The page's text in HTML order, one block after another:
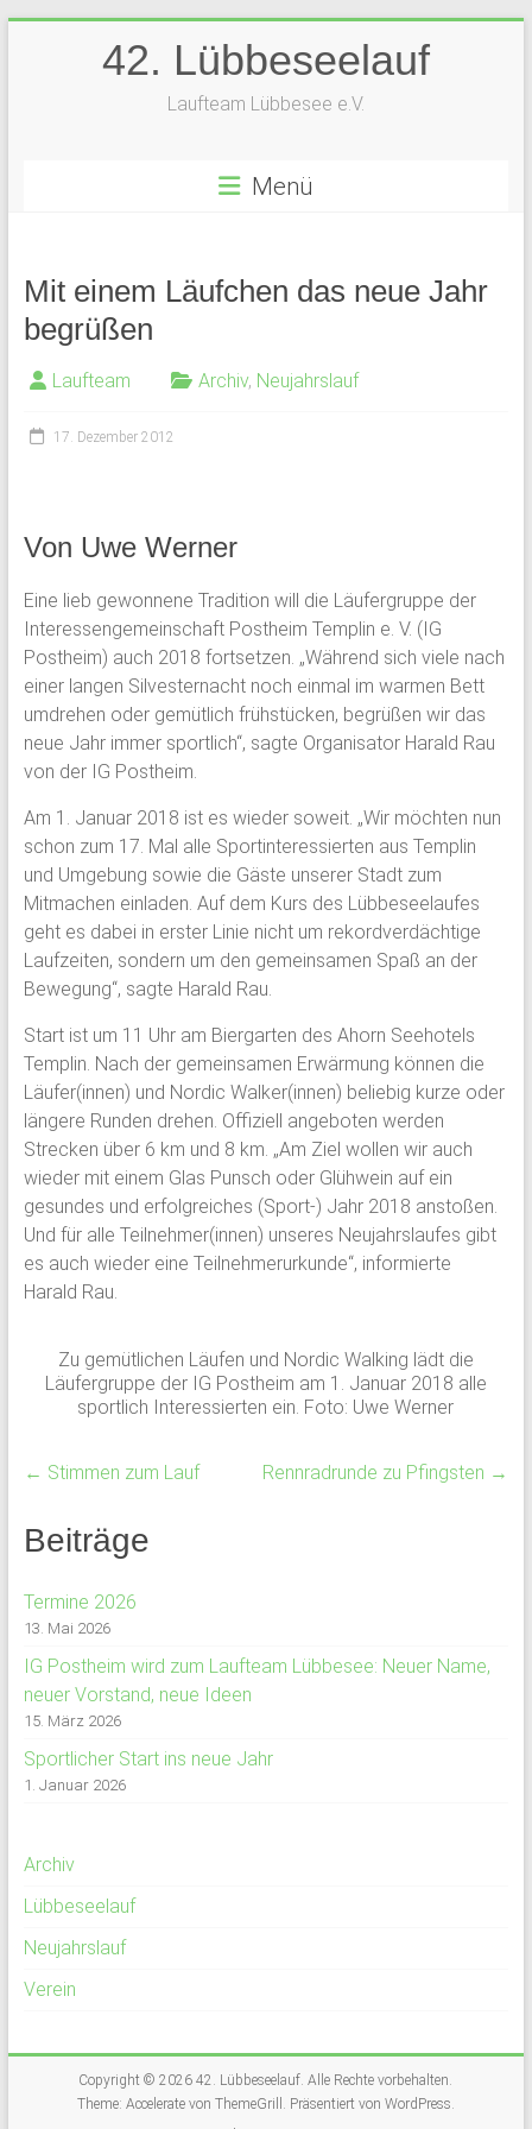
42. Lübbeseelauf
Laufteam Lübbesee e.V.
Menü
Mit einem Läufchen das neue Jahr
begrüßen
Laufteam Archiv, Neujahrslauf
17. Dezember 2012
Von Uwe Werner
Eine lieb gewonnene Tradition will die Läufergruppe der
Interessengemeinschaft Postheim Templin e. V. (IG
Postheim) auch 2018 fortsetzen. „Während sich viele nach
einer langen Silvesternacht noch einmal im warmen Bett
umdrehen oder gemütlich frühstücken, begrüßen wir das
neue Jahr immer sportlich“, sagte Organisator Harald Rau
von der IG Postheim.
Am 1. Januar 2018 ist es wieder soweit. „Wir möchten nun
schon zum 17. Mal alle Sportinteressierten aus Templin
und Umgebung sowie die Gäste unserer Stadt zum
Mitmachen einladen. Auf dem Kurs des Lübbeseelaufes
geht es dabei in erster Linie nicht um rekordverdächtige
Laufzeiten, sondern um den gemeinsamen Spaß an der
Bewegung“, sagte Harald Rau.
Start ist um 11 Uhr am Biergarten des Ahorn Seehotels
Templin. Nach der gemeinsamen Erwärmung können die
Läufer(innen) und Nordic Walker(innen) beliebig kurze oder
längere Runden drehen. Offiziell angeboten werden
Strecken über 6 km und 8 km. „Am Ziel wollen wir auch
wieder mit einem Glas Punsch oder Glühwein auf ein
gesundes und erfolgreiches (Sport-) Jahr 2018 anstoßen.
Und für alle Teilnehmer(innen) unseres Neujahrslaufes gibt
es auch wieder eine Teilnehmerurkunde“, informierte
Harald Rau.
Zu gemütlichen Läufen und Nordic Walking lädt die
Läufergruppe der IG Postheim am 1. Januar 2018 alle
sportlich Interessierten ein. Foto: Uwe Werner
← Stimmen zum Lauf Rennradrunde zu Pfingsten →
Beiträge
Termine 2026
13. Mai 2026
IG Postheim wird zum Laufteam Lübbesee: Neuer Name,
neuer Vorstand, neue Ideen
15. März 2026
Sportlicher Start ins neue Jahr
1. Januar 2026
Archiv
Lübbeseelauf
Neujahrslauf
Verein
Copyright © 202642. Lübbeseelauf. Alle Rechte vorbehalten.
Theme: Acceleratevon ThemeGrill. Präsentiert von WordPress.